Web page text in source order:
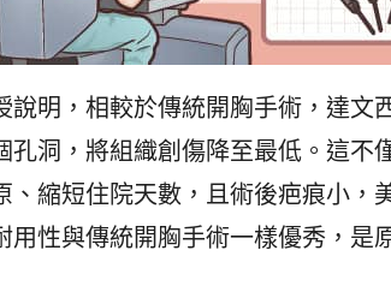
說明，相較於傳統開胸手術，達
孔洞，將組織創傷降至最低。這
、縮短住院天數，且術後疤痕小
用性與傳統開胸手術一樣優秀，是